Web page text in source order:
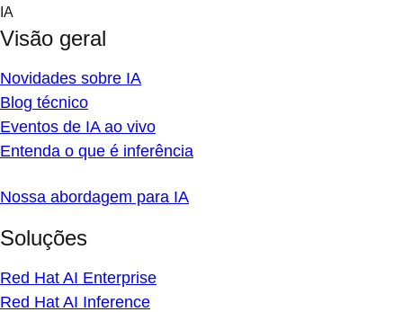
Skip
content
IA
Visão geral
Novidades sobre IA
Blog técnico
Eventos de IA ao vivo
Entenda o que é inferência
Nossa abordagem para IA
Soluções
Red Hat AI Enterprise
Red Hat AI Inference